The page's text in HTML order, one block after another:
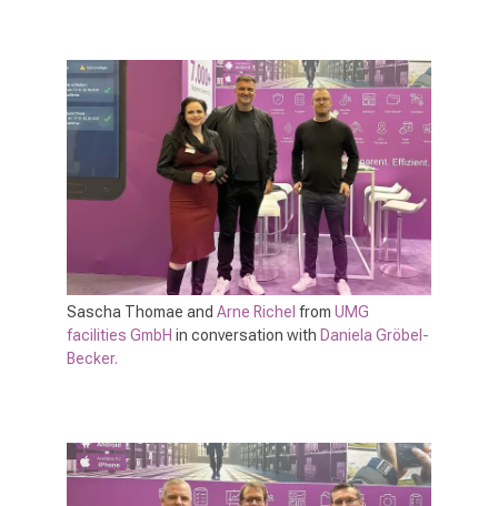
Sascha Thomae and Arne Richel from UMG
facilities GmbH in conversation with Daniela Gröbel-
Becker.